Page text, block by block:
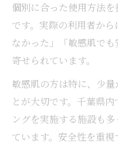
個別に合った使用方法
です。実際の利用者か
なかった」「敏感肌で
寄せられています。
敏感肌の方は特に、少
とが大切です。千葉県
ングを実施する施設も
ています。安全性を重